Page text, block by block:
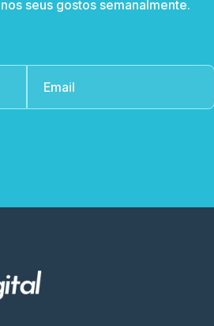
seus gostos semanalmente.